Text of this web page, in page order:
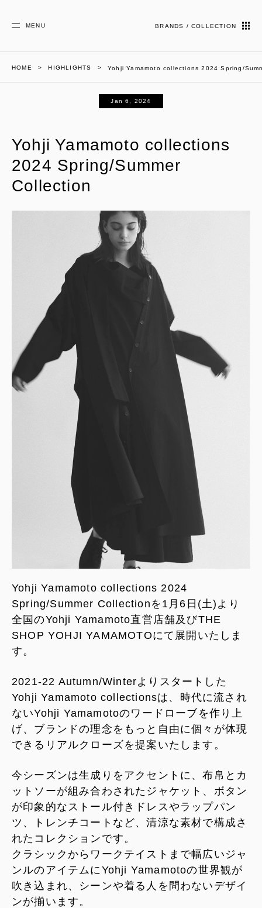
MENU BRANDS / COLLECTION
HOME HIGHLIGHTS Yohji Yamamoto collections 2024 Spring/
Jan 6, 2024
Yohji Yamamoto collections
2024 Spring/Summer
Collection
Yohji Yamamoto collections 2024
Spring/Summer Collectionを1月6日(土)より
全国のYohji Yamamoto直営店舗及びTHE
SHOP YOHJI YAMAMOTOにて展開いたしま
す。
2021-22 Autumn/Winterよりスタートした
Yohji Yamamoto collectionsは、時代に流され
ないYohji Yamamotoのワードローブを作り上
げ、ブランドの理念をもっと自由に個々が体現
できるリアルクローズを提案いたします。
今シーズンは生成りをアクセントに、布帛とカ
ットソーが組み合わされたジャケット、ボタン
が印象的なストール付きドレスやラップパン
ツ、トレンチコートなど、清涼な素材で構成さ
れたコレクションです。
クラシックからワークテイストまで幅広いジャ
ンルのアイテムにYohji Yamamotoの世界観が
吹き込まれ、シーンや着る人を問わないデザイ
ンが揃います。